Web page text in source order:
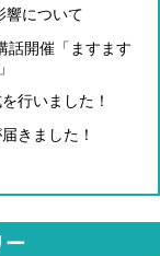
響について
開催「ますます
行いました！
きました！
ー